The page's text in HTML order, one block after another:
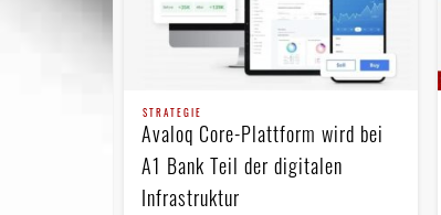
STRATEGIE
Avaloq Core-Plattform wird bei
A1 Bank Teil der digitalen
Infrastruktur